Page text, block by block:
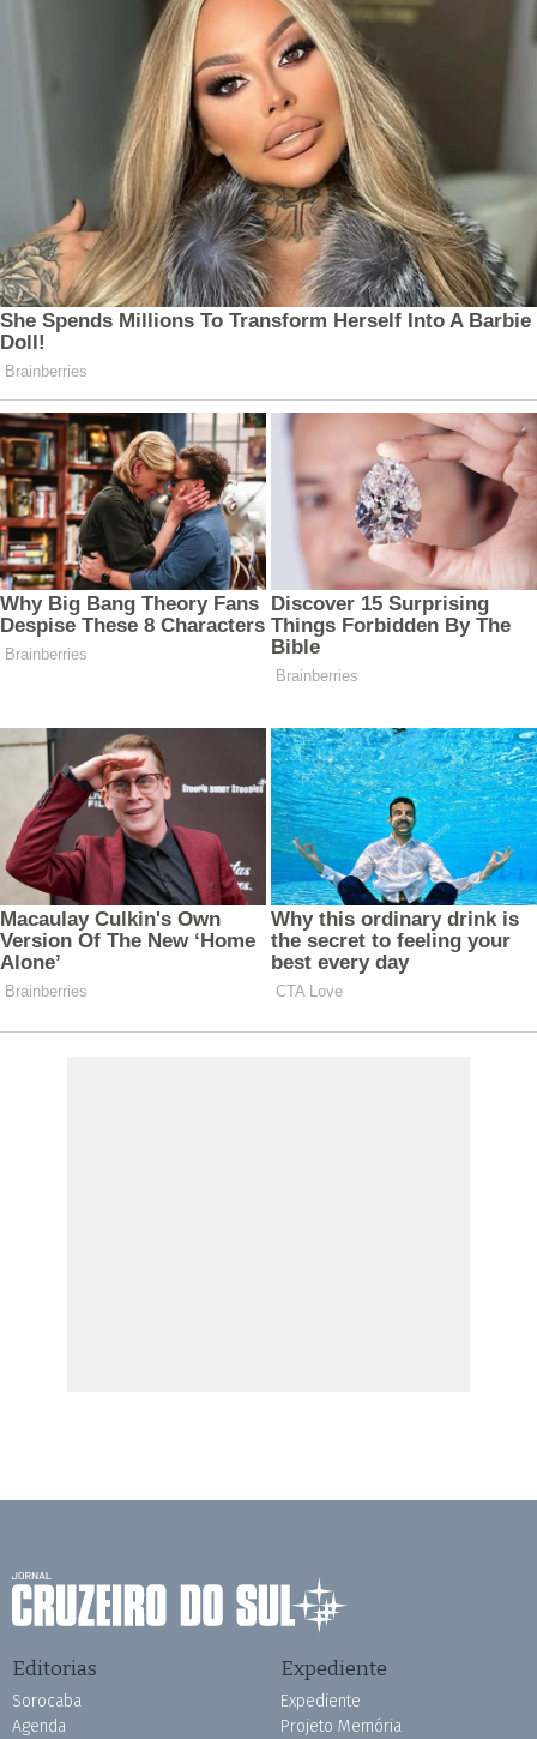
Editorias
Sorocaba
Agenda
Expediente
Expediente
Projeto Memória